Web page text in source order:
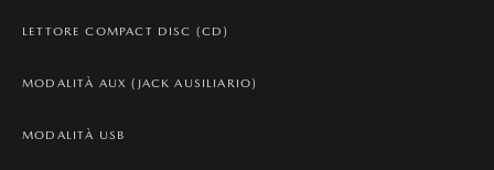
LETTORE COMPACT DISC (CD)
MODALITÀ AUX (JACK AUSILIARIO)
MODALITÀ USB